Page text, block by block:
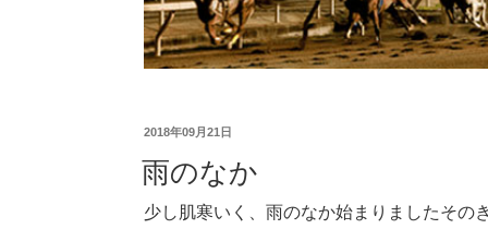
2018年09月21日
雨のなか
少し肌寒いく、雨のなか始まりましたその